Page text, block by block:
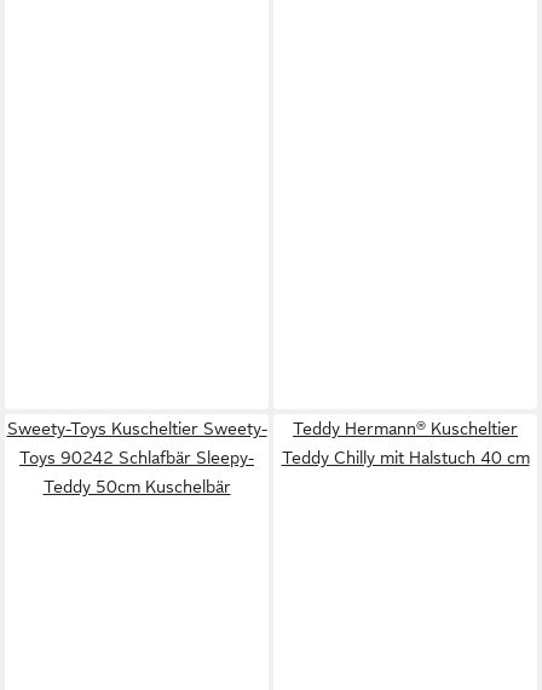
Sweety-Toys Kuscheltier Sweety-
Toys 90242 Schlafbär Sleepy-
Teddy 50cm Kuschelbär
Teddy Hermann® Kuscheltier
Teddy Chilly mit Halstuch 40 cm